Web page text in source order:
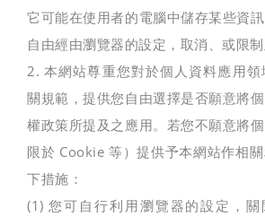
它可能在使用者的電腦中儲存某些資
自由經由瀏覽器的設定，取消、或限制
2. 本網站尊重您對於個人資料應用
關規範，提供您自由選擇是否願意將
權政策所提及之應用。若您不願意將
限於 Cookie 等）提供予本網站作相
下措施：
(1) 您可自行利用瀏覽器的設定，